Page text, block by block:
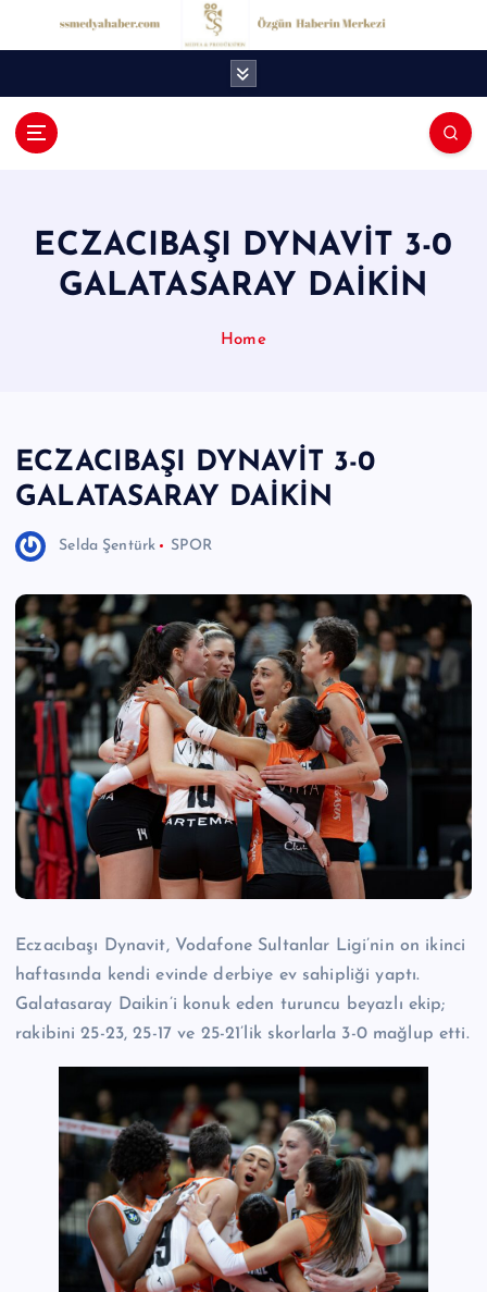
M
e
d
y
a
b
I
Ö
z
g
ü
n
H
a
b
e
ri
n
M
e
r
k
e
zi
ECZACIBAŞI DYNAVİT 3-0
GALATASARAY DAİKİN
Home
ECZACIBAŞI DYNAVİT 3-0
GALATASARAY DAİKİN
Selda Şentürk SPOR
Eczacıbaşı Dynavit, Vodafone Sultanlar Ligi’nin on ikinci
haftasında kendi evinde derbiye ev sahipliği yaptı.
Galatasaray Daikin’i konuk eden turuncu beyazlı ekip;
rakibini 25-23, 25-17 ve 25-21’lik skorlarla 3-0 mağlup etti.